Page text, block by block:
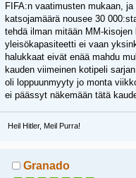
FIFA:n vaatimusten mukaan,
katsojamäärä nousee 30
tehdä ilman mitään MM-
yleisökapasiteetti ei vaan
halukkaat eivät enää mahdu
kauden viimeinen kotipeli
oli loppuunmyyty jo monta
ei päässyt näkemään tätä
Heil Hitler, Meil Purra!
Granado